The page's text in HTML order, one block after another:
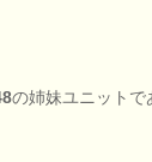
の姉妹ユニットで